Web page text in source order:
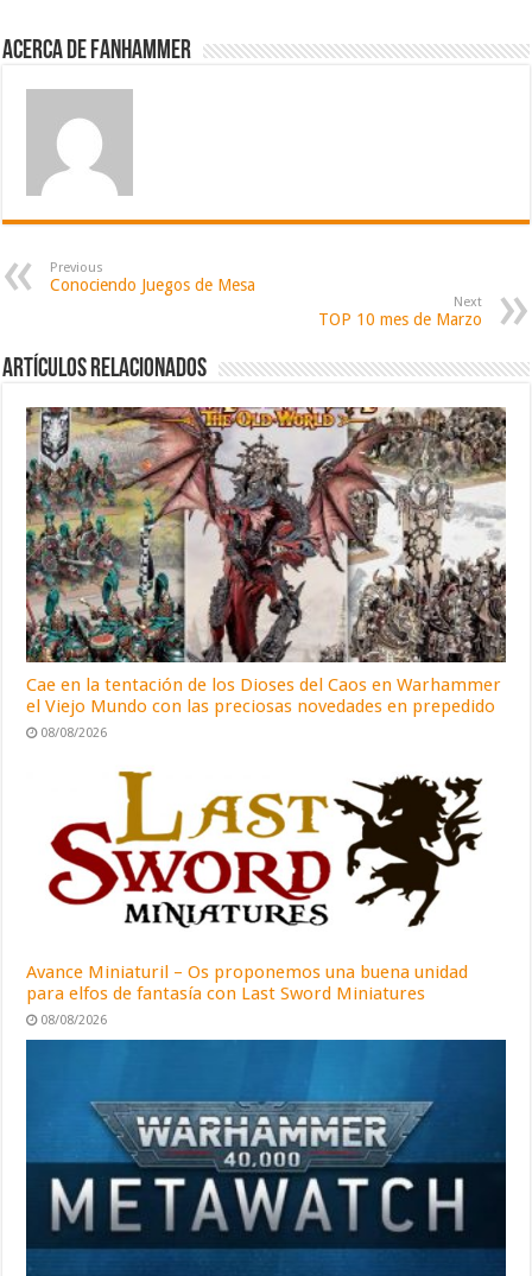
Acerca de fanhammer
Previous
Conociendo Juegos de Mesa
Next
TOP 10 mes de Marzo
Artículos relacionados
Cae en la tentación de los Dioses del Caos en Warhammer
el Viejo Mundo con las preciosas novedades en prepedido
08/08/2026
Avance Miniaturil – Os proponemos una buena unidad
para elfos de fantasía con Last Sword Miniatures
08/08/2026